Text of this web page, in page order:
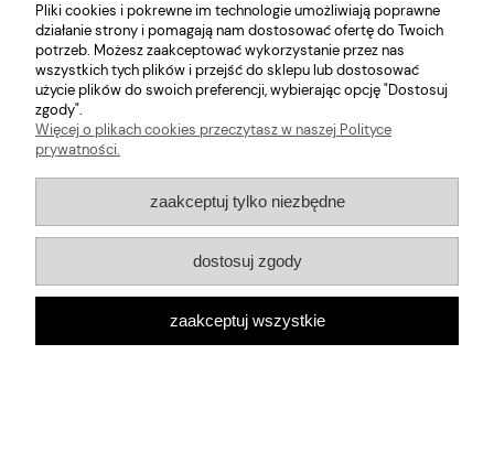
O nas
Pliki cookies i pokrewne im technologie umożliwiają poprawne
działanie strony i pomagają nam dostosować ofertę do Twoich
potrzeb. Możesz zaakceptować wykorzystanie przez nas
wszystkich tych plików i przejść do sklepu lub dostosować
użycie plików do swoich preferencji, wybierając opcję "Dostosuj
zgody".
Więcej o plikach cookies przeczytasz w naszej Polityce
prywatności.
zaakceptuj tylko niezbędne
dostosuj zgody
zaakceptuj wszystkie